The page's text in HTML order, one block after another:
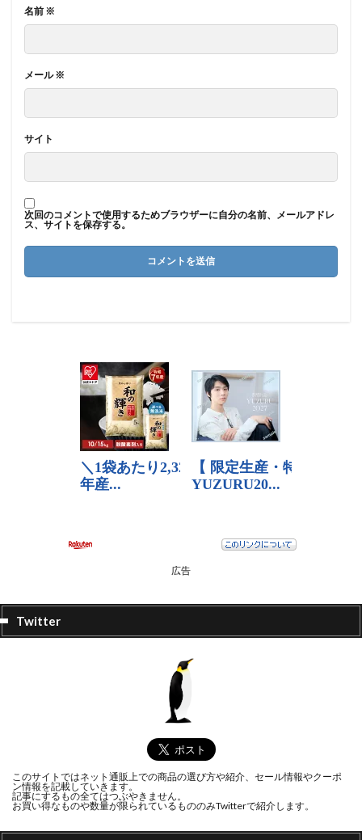
名前 ※
メール※
サイト
次回のコメントで使用するためブラウザーに自分の名前、メールアドレ
ス、サイトを保存する。
広告
Twitter
このサイトではネット通販上での商品の選び方や紹介、セール情報やクーポ
ン情報を記載していきます。
記事にするもの全てはつぶやきません。
お買い得なものや数量が限られているもののみTwitterで紹介します。